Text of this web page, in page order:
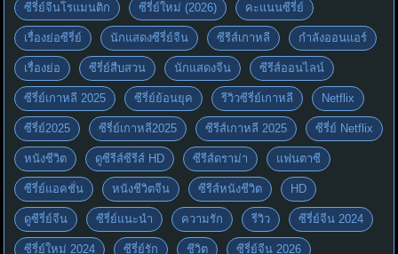
ซีรี่ย์จีนโรแมนติก ซีรี่ย์ใหม่ (2026) คะแนนซีรี่ย์
เรื่องย่อซีรี่ย์ นักแสดงซีรี่ย์จีน ซีรีส์เกาหลี กำลังออนแอร์
เรื่องย่อ ซีรี่ย์สืบสวน นักแสดงจีน ซีรีส์ออนไลน์
ซีรี่ย์เกาหลี 2025 ซีรี่ย์ย้อนยุค รีวิวซีรี่ย์เกาหลี Netflix
ซีรี่ย์2025 ซีรี่ย์เกาหลี2025 ซีรีส์เกาหลี 2025 ซีรี่ย์ Netflix
หนังชีวิต ดูซีรีส์ซีรีส์ HD ซีรีส์ดราม่า แฟนตาซี
ซีรี่ย์แอคชั่น หนังชีวิตจีน ซีรีส์หนังชีวิต HD
ดูซีรี่ย์จีน ซีรี่ย์แนะนำ ความรัก รีวิว ซีรี่ย์จีน 2024
ซีรี่ย์ใหม่ 2024 ซีรี่ย์รัก ชีวิต ซีรี่ย์จีน 2026